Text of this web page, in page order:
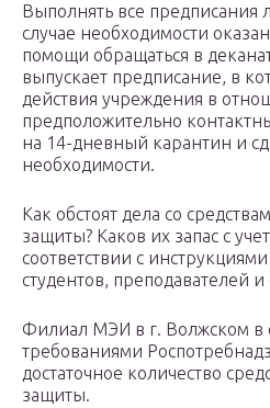
Выполнять все предписания
случае необходимости
помощи обращаться в
выпускает предписание, в
действия учреждения в
предположительно
на 14-дневный карантин и
необходимости.
Как обстоят дела со
защиты? Каков их запас с
соответствии с
студентов, преподавателей и
Филиал МЭИ в г. Волжском в
требованиями
достаточное количество
защиты.